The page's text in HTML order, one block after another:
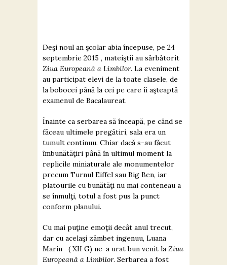
Deşi noul an şcolar abia începuse, pe 24
septembrie 2015 , mateiştii au sărbătorit
Ziua Europeană a Limbilor. La eveniment
au participat elevi de la toate clasele, de
la bobocei până la cei pe care îi aşteaptă
examenul de Bacalaureat.
Înainte ca serbarea să înceapă, pe când se
făceau ultimele pregătiri, sala era un
tumult continuu. Chiar dacă s-au făcut
îmbunătăţiri până în ultimul moment la
replicile miniaturale ale monumentelor
precum Turnul Eiffel sau Big Ben, iar
platourile cu bunătăţi nu mai conteneau a
se înmulţi, totul a fost pus la punct
conform planului.
Cu mai puţine emoţii decât anul trecut,
dar cu acelaşi zâmbet ingenuu, Luana
Marin ( XII G) ne-a urat bun venit la Ziua
Europeană a Limbilor. Serbarea a fost